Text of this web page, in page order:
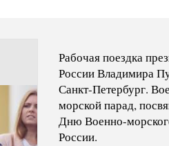
Рабочая поездка
России Владимира
Санкт-Петербург.
морской парад,
Дню Военно-
России.